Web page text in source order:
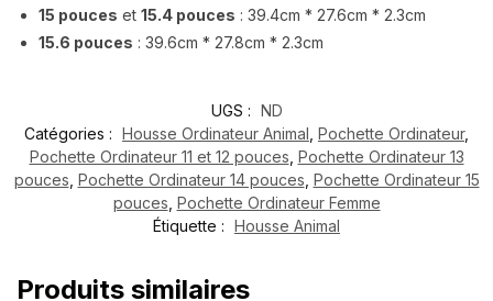
15 pouces et 15.4 pouces : 39.4cm * 27.6cm * 2.3cm
15.6 pouces : 39.6cm * 27.8cm * 2.3cm
UGS : ND
Catégories : Housse Ordinateur Animal Pochette Ordinateur,
Pochette Ordinateur 11 et 12 pouces Pochette Ordinateur 13
pouces Pochette Ordinateur 14 pouces Pochette Ordinateur 15
pouces Pochette Ordinateur Femme
Étiquette : Housse Animal
Produits similaires